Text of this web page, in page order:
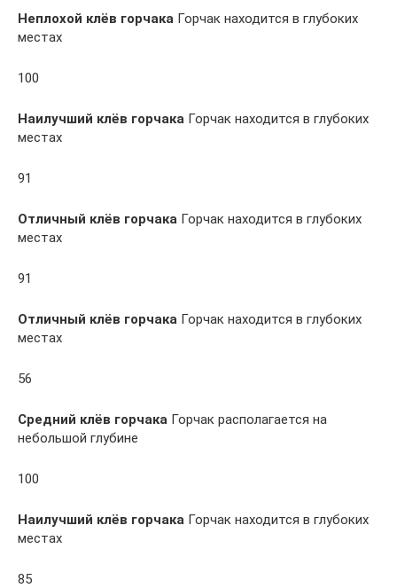
Неплохой клёв горчака Горчак находится в глубоких
местах
100
Наилучший клёв горчака Горчак находится в глубоких
местах
91
Отличный клёв горчака Горчак находится в глубоких
местах
91
Отличный клёв горчака Горчак находится в глубоких
местах
56
Средний клёв горчака Горчак располагается на
небольшой глубине
100
Наилучший клёв горчака Горчак находится в глубоких
местах
85